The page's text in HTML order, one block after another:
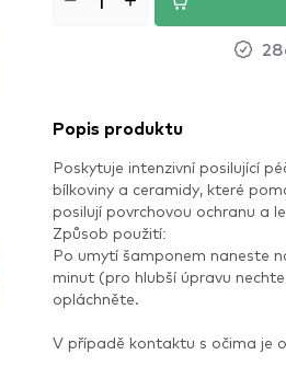
Popis produktu
Poskytuje intenzivní posilující
bílkoviny a ceramidy, které
posilují povrchovou ochranu a
Způsob použití:
Po umytí šamponem naneste
minut (pro hlubší úpravu
opláchněte.
V případě kontaktu s očima je